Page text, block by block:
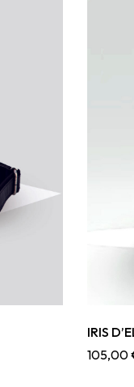
IRIS
105,00